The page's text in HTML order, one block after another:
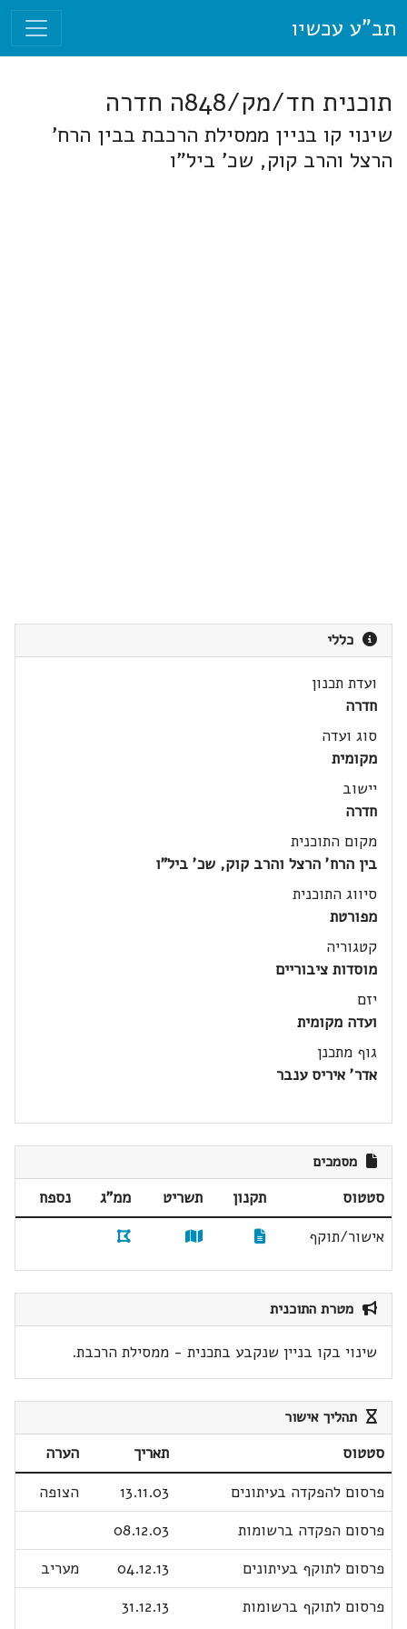
תב"ע עכשיו
תוכנית חד/מק/848ה חדרה
שינוי קו בניין ממסילת הרכבת בבין הרח'
הרצל והרב קוק, שכ' ביל"ו
כללי
ועדת תכנון
חדרה
סוג ועדה
מקומית
יישוב
חדרה
מקום התוכנית
בין הרח' הרצל והרב קוק, שכ' ביל"ו
סיווג התוכנית
מפורטת
קטגוריה
מוסדות ציבוריים
יזם
ועדה מקומית
גוף מתכנן
אדר' איריס ענבר
מסמכים
סטטוס תקנון תשריט ממ"ג
נספח
אישור/תוקף
מטרת התוכנית
שינוי בקו בניין שנקבע בתכנית - ממסילת הרכבת.
תהליך אישור
סטטוס תאריך
הערה
פרסום להפקדה בעיתונים
13.11.03
הצופה
פרסום הפקדה ברשומות
08.12.03
פרסום לתוקף בעיתונים
04.12.13
מעריב
פרסום לתוקף ברשומות
31.12.13